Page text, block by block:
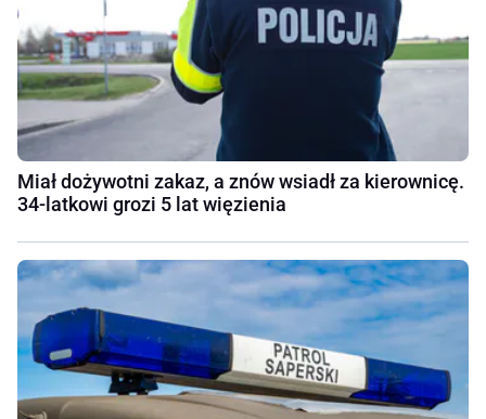
Miał dożywotni zakaz, a znów wsiadł za kierownicę.
34-latkowi grozi 5 lat więzienia